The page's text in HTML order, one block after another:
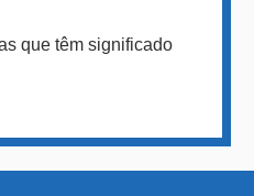
que têm significado